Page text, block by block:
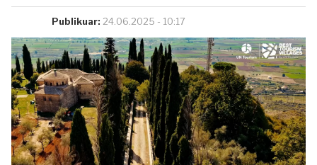
Publikuar: 24.06.2025 - 10:17